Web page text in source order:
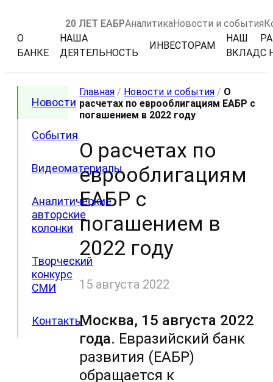
20 ЛЕТ ЕАБРАналитикаНовости и события
О
БАНКЕ
НАША
ДЕЯТЕЛЬНОСТЬ
ИНВЕСТОРАМ
НАШ
ВКЛАДС
Новости
События
Видеоматериалы
Аналитические
авторские
колонки
Творческий
конкурс
СМИ
Контакты
Главная / Новости и события / О
расчетах по еврооблигациям ЕАБР с
погашением в 2022 году
О расчетах по
еврооблигациям
ЕАБР с
погашением в
2022 году
15 августа 2022
Москва, 15 августа 2022
года. Евразийский банк
развития (ЕАБР)
обращается к